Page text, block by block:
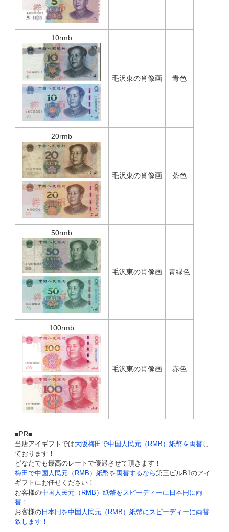
10rmb
毛沢東の肖像画 青色
20rmb
毛沢東の肖像画 茶色
50rmb
毛沢東の肖像画 青緑色
100rmb
毛沢東の肖像画 赤色
■PR■
当店アイギフトでは大阪梅田で中国人民元（RMB）紙幣を両替し
ております！
どなたでも最高のレートで優遇させて頂きます！
梅田で中国人民元（RMB）紙幣を両替するなら第三ビルB1のアイ
ギフトにお任せください！
お客様の中国人民元（RMB）紙幣をスピーディーに日本円に両
替！
お客様の日本円を中国人民元（RMB）紙幣にスピーディーに両替
致します！